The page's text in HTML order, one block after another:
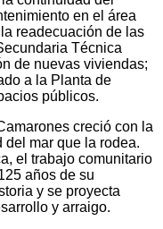
en el área
readecuación de las
Técnica
de nuevas viviendas;
a la Planta de
públicos.
creció con la
mar que la rodea.
el trabajo comunitario
años de su
y se proyecta
y arraigo.